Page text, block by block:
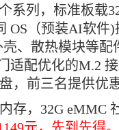
系列，标准板载
OS（预装AI软件)
、散热模块等配
适配优化的M.2 接
，前三名提供优
，32G eMMC
元，先到先得。